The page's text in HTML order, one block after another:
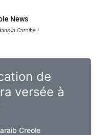
la Caraïbe !
News
de
versée à
Creole